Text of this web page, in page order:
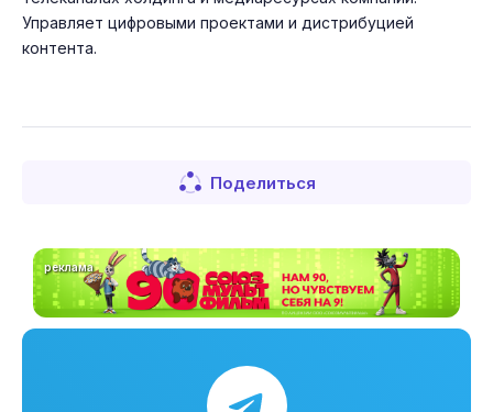
Управляет цифровыми проектами и дистрибуцией
контента.
Поделиться
реклама